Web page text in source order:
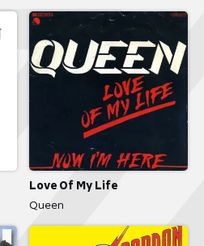
Love Of My Life
Queen